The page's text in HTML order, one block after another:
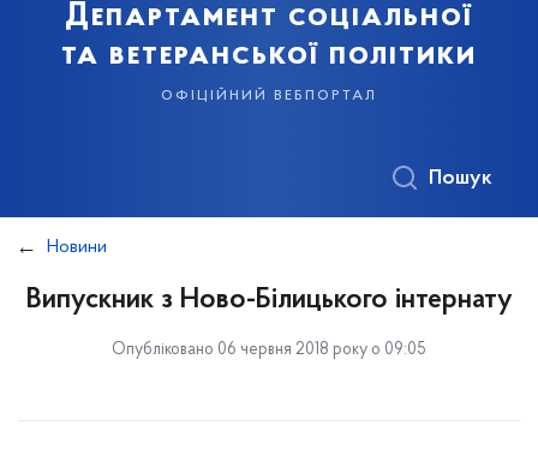
Департамент соціальної
та ветеранської політики
офіційний вебпортал
Пошук
Новини
Випускник з Ново-Білицького інтернату
Опубліковано 06 червня 2018 року о 09:05